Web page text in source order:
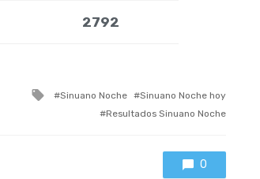
2792
Tagged
Sinuano Noche
Sinuano Noche hoy
Resultados Sinuano Noche
0